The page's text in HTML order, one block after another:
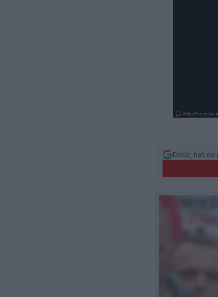
Dodaj nas do